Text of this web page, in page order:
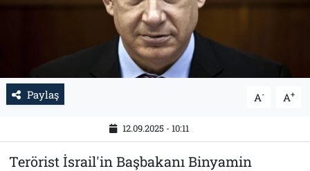
Paylaş A- A+
12.09.2025 - 10:11
Terörist İsrail'in Başbakanı Binyamin